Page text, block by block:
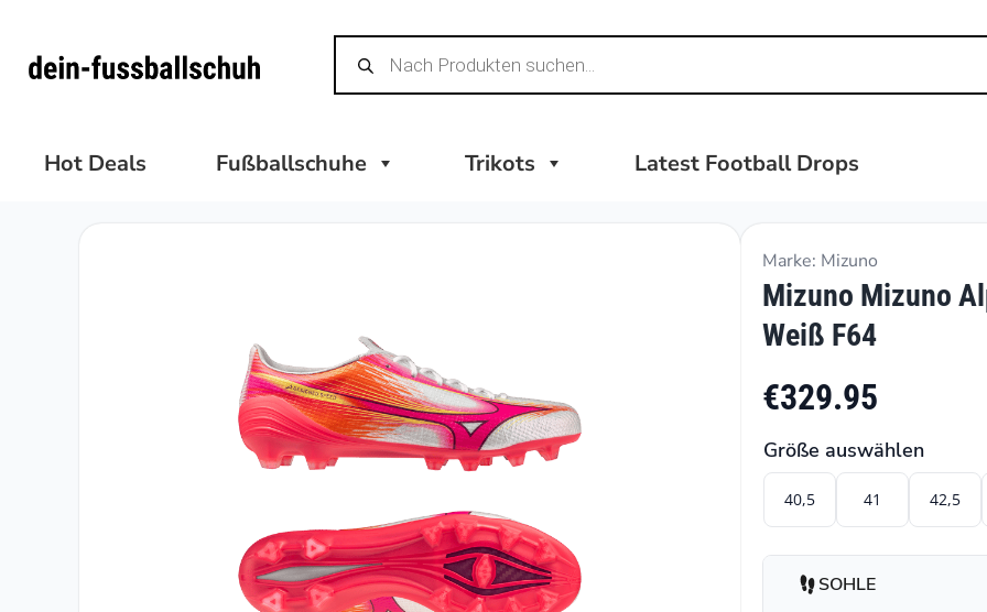
Inhalt
Products
search
Hot Deals Fußballschuhe Trikots Latest Football Drops
Marke: Mizuno
Mizuno Mizuno
Weiß F64
€329.95
Größe auswählen
40,5 41 42,5
SOHLE